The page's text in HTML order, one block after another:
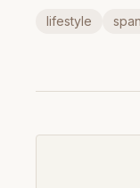
lifestyle